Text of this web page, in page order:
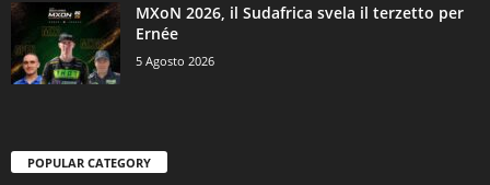
MXoN 2026, il Sudafrica svela il terzetto per
Ernée
5 Agosto 2026
POPULAR CATEGORY